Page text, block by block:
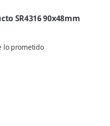
SR4316 90x48mm
lo prometido